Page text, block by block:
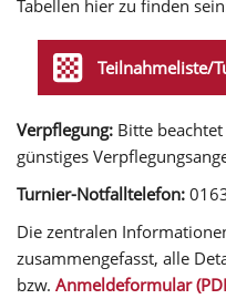
Tabellen hier zu finden
Teilnahmeliste/
Verpflegung: Bitte
günstiges
Turnier-Notfalltelefon:
Die zentralen
zusammengefasst, alle
bzw. Anmeldeformular